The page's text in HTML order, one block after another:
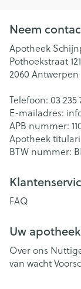
Neem
Apotheek
Pothoekstraat
2060 Antwerpen
Telefoon: 03 235
E-mailadres:
APB nummer:
Apotheek
BTW nummer:
FAQ
Uw apotheek
Over ons
van wacht